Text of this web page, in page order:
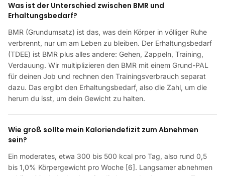
Was ist der Unterschied zwischen BMR und
Erhaltungsbedarf?
BMR (Grundumsatz) ist das, was dein Körper in völliger Ruhe
verbrennt, nur um am Leben zu bleiben. Der Erhaltungsbedarf
(TDEE) ist BMR plus alles andere: Gehen, Zappeln, Training,
Verdauung. Wir multiplizieren den BMR mit einem Grund-PAL
für deinen Job und rechnen den Trainingsverbrauch separat
dazu. Das ergibt den Erhaltungsbedarf, also die Zahl, um die
herum du isst, um dein Gewicht zu halten.
Wie groß sollte mein Kaloriendefizit zum Abnehmen
sein?
Ein moderates, etwa 300 bis 500 kcal pro Tag, also rund 0,5
bis 1,0% Körpergewicht pro Woche [6]. Langsamer abnehmen